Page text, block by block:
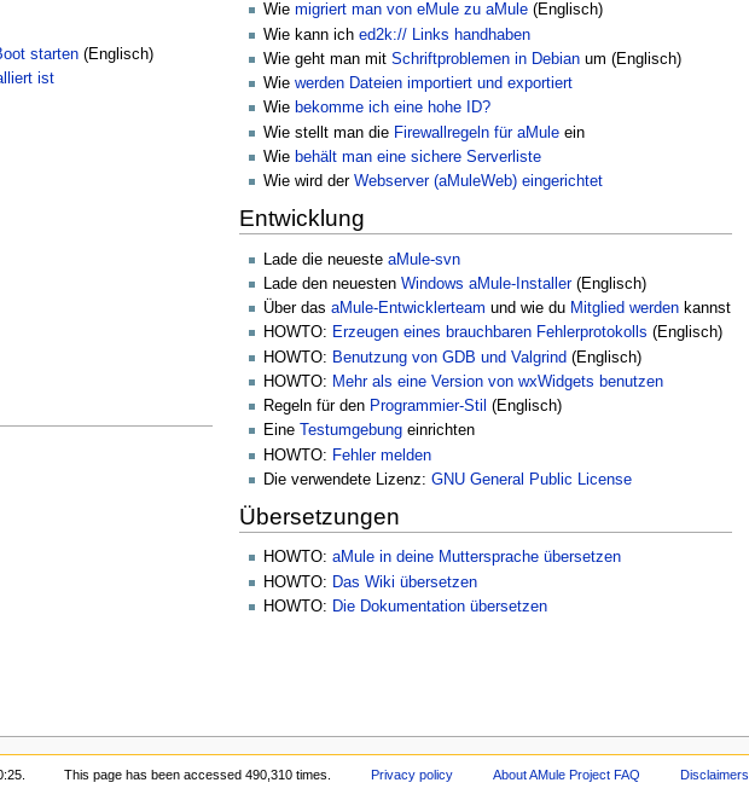
starten(Englisch)
ist
Wie migriert man von eMule zu aMule(Englisch)
Wie kann ich ed2k:// Links handhaben
Wie geht man mit Schriftproblemen in Debianum (Englisch)
Wie werden Dateien importiert und exportiert
Wie bekomme ich eine hohe ID?
Wie stellt man die Firewallregeln für aMuleein
Wie behält man eine sichere Serverliste
Wie wird der Webserver (aMuleWeb) eingerichtet
Entwicklung
Lade die neueste aMule-svn
Lade den neuesten Windows aMule-Installer(Englisch)
Über das aMule-Entwicklerteam und wie du Mitglied werdenkannst
HOWTO: Erzeugen eines brauchbaren Fehlerprotokolls (Englisch)
HOWTO: Benutzung von GDB und Valgrind (Englisch)
HOWTO: Mehr als eine Version von wxWidgets benutzen
Regeln für den Programmier-Stil (Englisch)
Eine
Testumgebungeinrichten
HOWTO: Fehler melden
Die verwendete Lizenz: GNU General Public License
Übersetzungen
HOWTO: aMule in deine Muttersprache übersetzen
HOWTO: Das Wiki übersetzen
HOWTO: Die Dokumentation übersetzen
This page has been accessed 490,310 times. Privacy policy About AMule Project FAQ Disclaimers